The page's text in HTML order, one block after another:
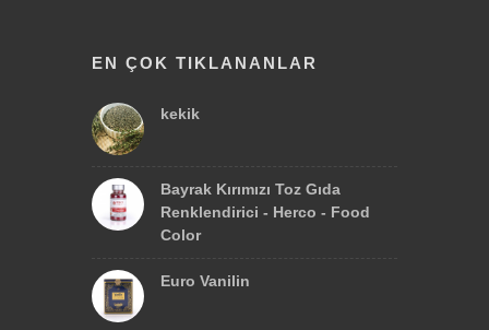
EN ÇOK TIKLANANLAR
kekik
Bayrak Kırımızı Toz Gıda
Renklendirici - Herco - Food
Color
Euro Vanilin